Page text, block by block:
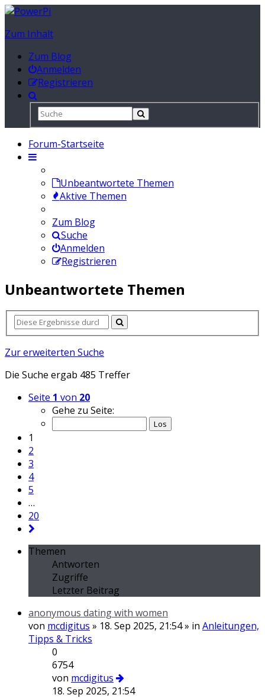
Zum Inhalt
Zum Blog
Anmelden
Registrieren
Forum-Startseite
Unbeantwortete Themen
Aktive Themen
Zum Blog
Suche
Anmelden
Registrieren
Unbeantwortete Themen
Zur erweiterten Suche
Die Suche ergab 485 Treffer
Seite 1 von 20
Gehe zu Seite:
1
2
3
4
5
…
20
Themen
Antworten
Zugriffe
Letzter Beitrag
anonymous dating with women
von mcdigitus » 18. Sep 2025, 21:54 » in Anleitungen,
Tipps & Tricks
0
6754
von mcdigitus
18. Sep 2025, 21:54